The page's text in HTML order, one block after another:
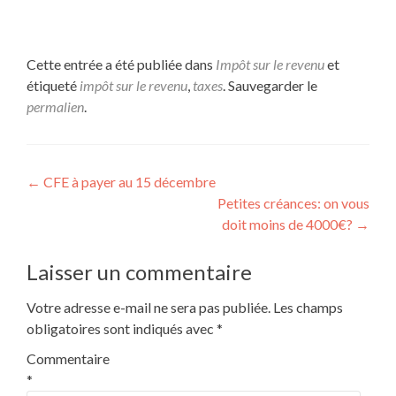
Cette entrée a été publiée dans Impôt sur le revenuet
étiqueté impôt sur le revenu, taxes. Sauvegarder le
permalien.
Navigation
← CFE à payer au 15 décembre
Petites créances: on vous
doit moins de 4000€? →
Laisser un commentaire
Votre adresse e-mail ne sera pas publiée. Les champs
obligatoires sont indiqués avec *
Commentaire
*